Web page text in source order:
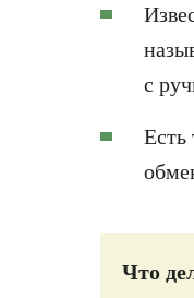
с
Есть
Что